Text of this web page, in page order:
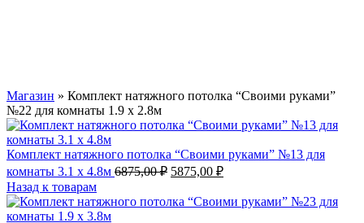
Магазин » Комплект натяжного потолка “Своими руками”
№22 для комнаты 1.9 х 2.8м
Комплект натяжного потолка “Своими руками” №13 для
комнаты 3.1 х 4.8м 6875,00₽ Первоначальная
составляла
5875,00 ₽Текущая
5875,00 ₽.
Назад к товарам